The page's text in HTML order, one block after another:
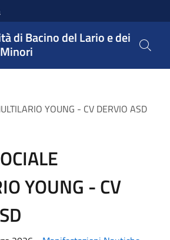
di Bacino del Lario e dei
YOUNG - CV DERVIO ASD
YOUNG - CV